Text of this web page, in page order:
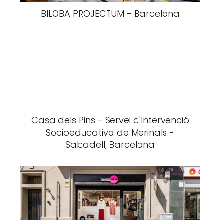
BILOBA PROJECTUM - Barcelona
Casa dels Pins - Servei d'Intervenció
Socioeducativa de Merinals -
Sabadell, Barcelona